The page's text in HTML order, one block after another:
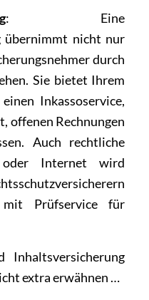
: Eine
übernimmt nicht nur
durch
Sie bietet Ihrem
Inkassoservice,
offenen Rechnungen
Auch rechtliche
Internet wird
Prüfservice für
Inhaltsversicherung
extra erwähnen …